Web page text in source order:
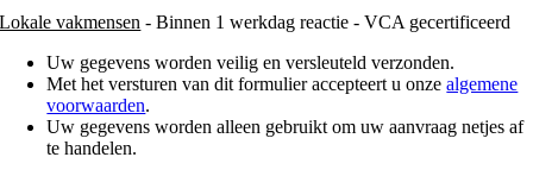
Lokale vakmensen - Binnen 1 werkdag reactie - VCA gecertificeerd
Uw gegevens worden veilig en versleuteld verzonden.
Met het versturen van dit formulier accepteert u onzealgemene
voorwaarden.
Uw gegevens worden alleen gebruikt om uw aanvraag netjes af
te handelen.